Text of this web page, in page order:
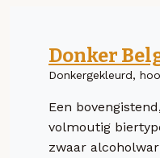
Donker
Donkergekleurd,
Een
volmoutig
zwaar